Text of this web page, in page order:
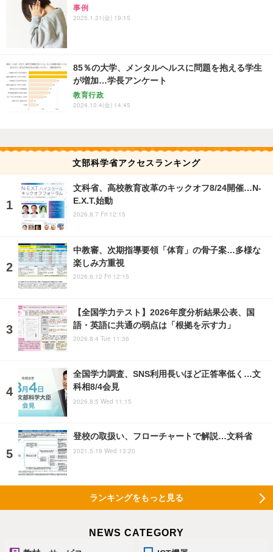
事例
2025.1.31(金) 19:15
85％の大学、メンタルヘルスに問題を抱える学生
が増加…学長アンケート
教育行政
2024.10.4(金) 14:45
文部科学省アクセスランキング
文科省、高校教育改革のキックオフ8/24開催…N-
E.X.T.始動
2026.8.7 Fri 12:15
中教審、次期指導要領「体育」の骨子案…多様な
楽しみ方重視
2026.6.12 Fri 12:15
【全国学力テスト】2026年度分析結果公表、国
語・英語に共通の弱点は「根拠を示す力」
2026.8.4 Tue 11:36
全国学力調査、SNS利用長いほど正答率低く…文
科相8/4会見
2026.8.5 Wed 11:15
登校の取扱い、フローチャートで解説…文科省
2021.5.19 Wed 13:20
ランキングをもっと見る
NEWS CATEGORY